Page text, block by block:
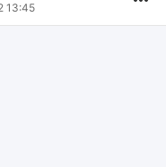
13:45